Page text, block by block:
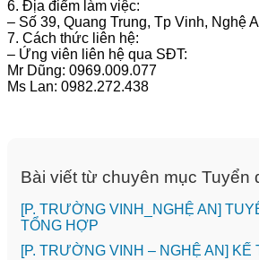
6. Địa điểm làm việc:
– Số 39, Quang Trung, Tp Vinh, Nghệ
7. Cách thức liên hệ:
– Ứng viên liên hệ qua SĐT:
Mr Dũng: 0969.009.077
Ms Lan: 0982.272.438
Bài viết từ chuyên mục Tuyển
[P. TRƯỜNG VINH_NGHỆ AN]
TỔNG HỢP
[P. TRƯỜNG VINH – NGHỆ AN] KẾ